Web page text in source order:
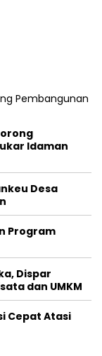
Idaman
Desa
Program
Dispar
dan UMKM
Cepat Atasi